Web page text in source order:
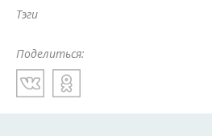
Тэги
Поделиться: